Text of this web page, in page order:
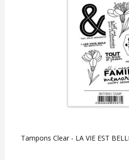
Tampons Clear - LA VIE EST